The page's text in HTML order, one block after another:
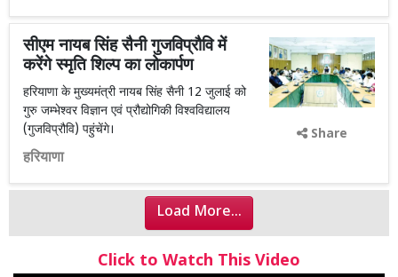
सीएम नायब सिंह सैनी गुजविप्रौवि में
करेंगे स्मृति शिल्प का लोकार्पण
हरियाणा के मुख्यमंत्री नायब सिंह सैनी 12 जुलाई को
गुरु जम्भेश्वर विज्ञान एवं प्रौद्योगिकी विश्वविद्यालय
(गुजविप्रौवि) पहुंचेंगे।
हरियाणा
Share
Load More...
Click to Watch This Video